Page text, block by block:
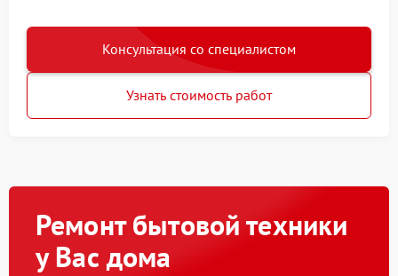
Консультация со специалистом
Узнать стоимость работ
Ремонт бытовой техники
у Вас дома